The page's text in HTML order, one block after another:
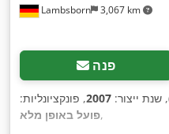
Lambsborn 3,067 km
פנה
, שנת ייצור: 2007, פונקציונליות:
פועל באופן מלא,